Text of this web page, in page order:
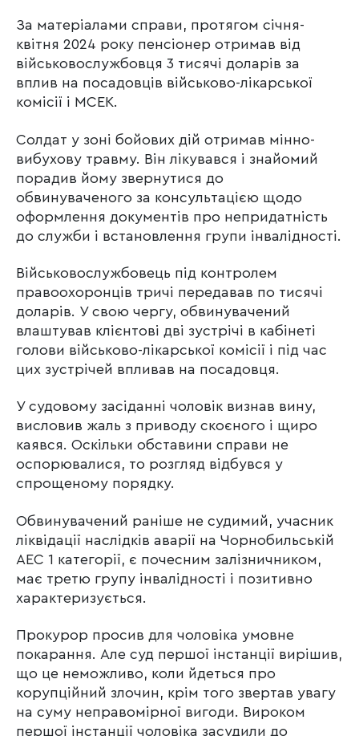
За матеріалами справи, протягом січня-
квітня 2024 року пенсіонер отримав від
військовослужбовця 3 тисячі доларів за
вплив на посадовців військово-лікарської
комісії і МСЕК.
Солдат у зоні бойових дій отримав мінно-
вибухову травму. Він лікувався і знайомий
порадив йому звернутися до
обвинуваченого за консультацією щодо
оформлення документів про непридатність
до служби і встановлення групи інвалідності.
Військовослужбовець під контролем
правоохоронців тричі передавав по тисячі
доларів. У свою чергу, обвинувачений
влаштував клієнтові дві зустрічі в кабінеті
голови військово-лікарської комісії і під час
цих зустрічей впливав на посадовця.
У судовому засіданні чоловік визнав вину,
висловив жаль з приводу скоєного і щиро
каявся. Оскільки обставини справи не
оспорювалися, то розгляд відбувся у
спрощеному порядку.
Обвинувачений раніше не судимий, учасник
ліквідації наслідків аварії на Чорнобильській
АЕС 1 категорії, є почесним залізничником,
має третю групу інвалідності і позитивно
характеризується.
Прокурор просив для чоловіка умовне
покарання. Але суд першої інстанції вирішив,
що це неможливо, коли йдеться про
корупційний злочин, крім того звертав увагу
на суму неправомірної вигоди. Вироком
першої інстанції чоловіка засудили до